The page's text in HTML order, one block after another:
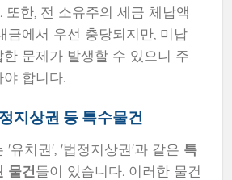
또한, 전 소유주의 세금 체납액
금에서 우선 충당되지만, 미납
문제가 발생할 수 있으니 주
합니다.
지상권 등 특수물건
'유치권', '법정지상권'과 같은 특
물건들이 있습니다. 이러한 물건